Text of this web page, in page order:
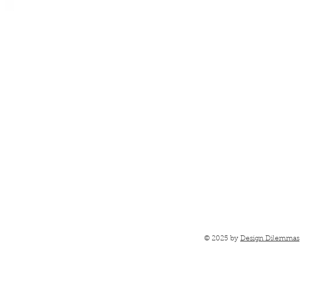
© 2025 by Design Dilemmas